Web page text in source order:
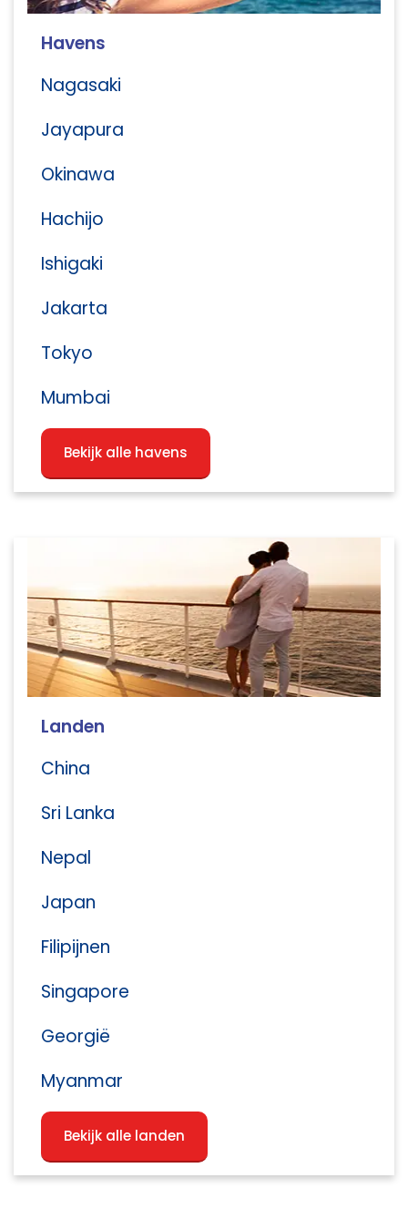
Havens
Nagasaki
Jayapura
Okinawa
Hachijo
Ishigaki
Jakarta
Tokyo
Mumbai
Bekijk alle havens
Landen
China
Sri Lanka
Nepal
Japan
Filipijnen
Singapore
Georgië
Myanmar
Bekijk alle landen